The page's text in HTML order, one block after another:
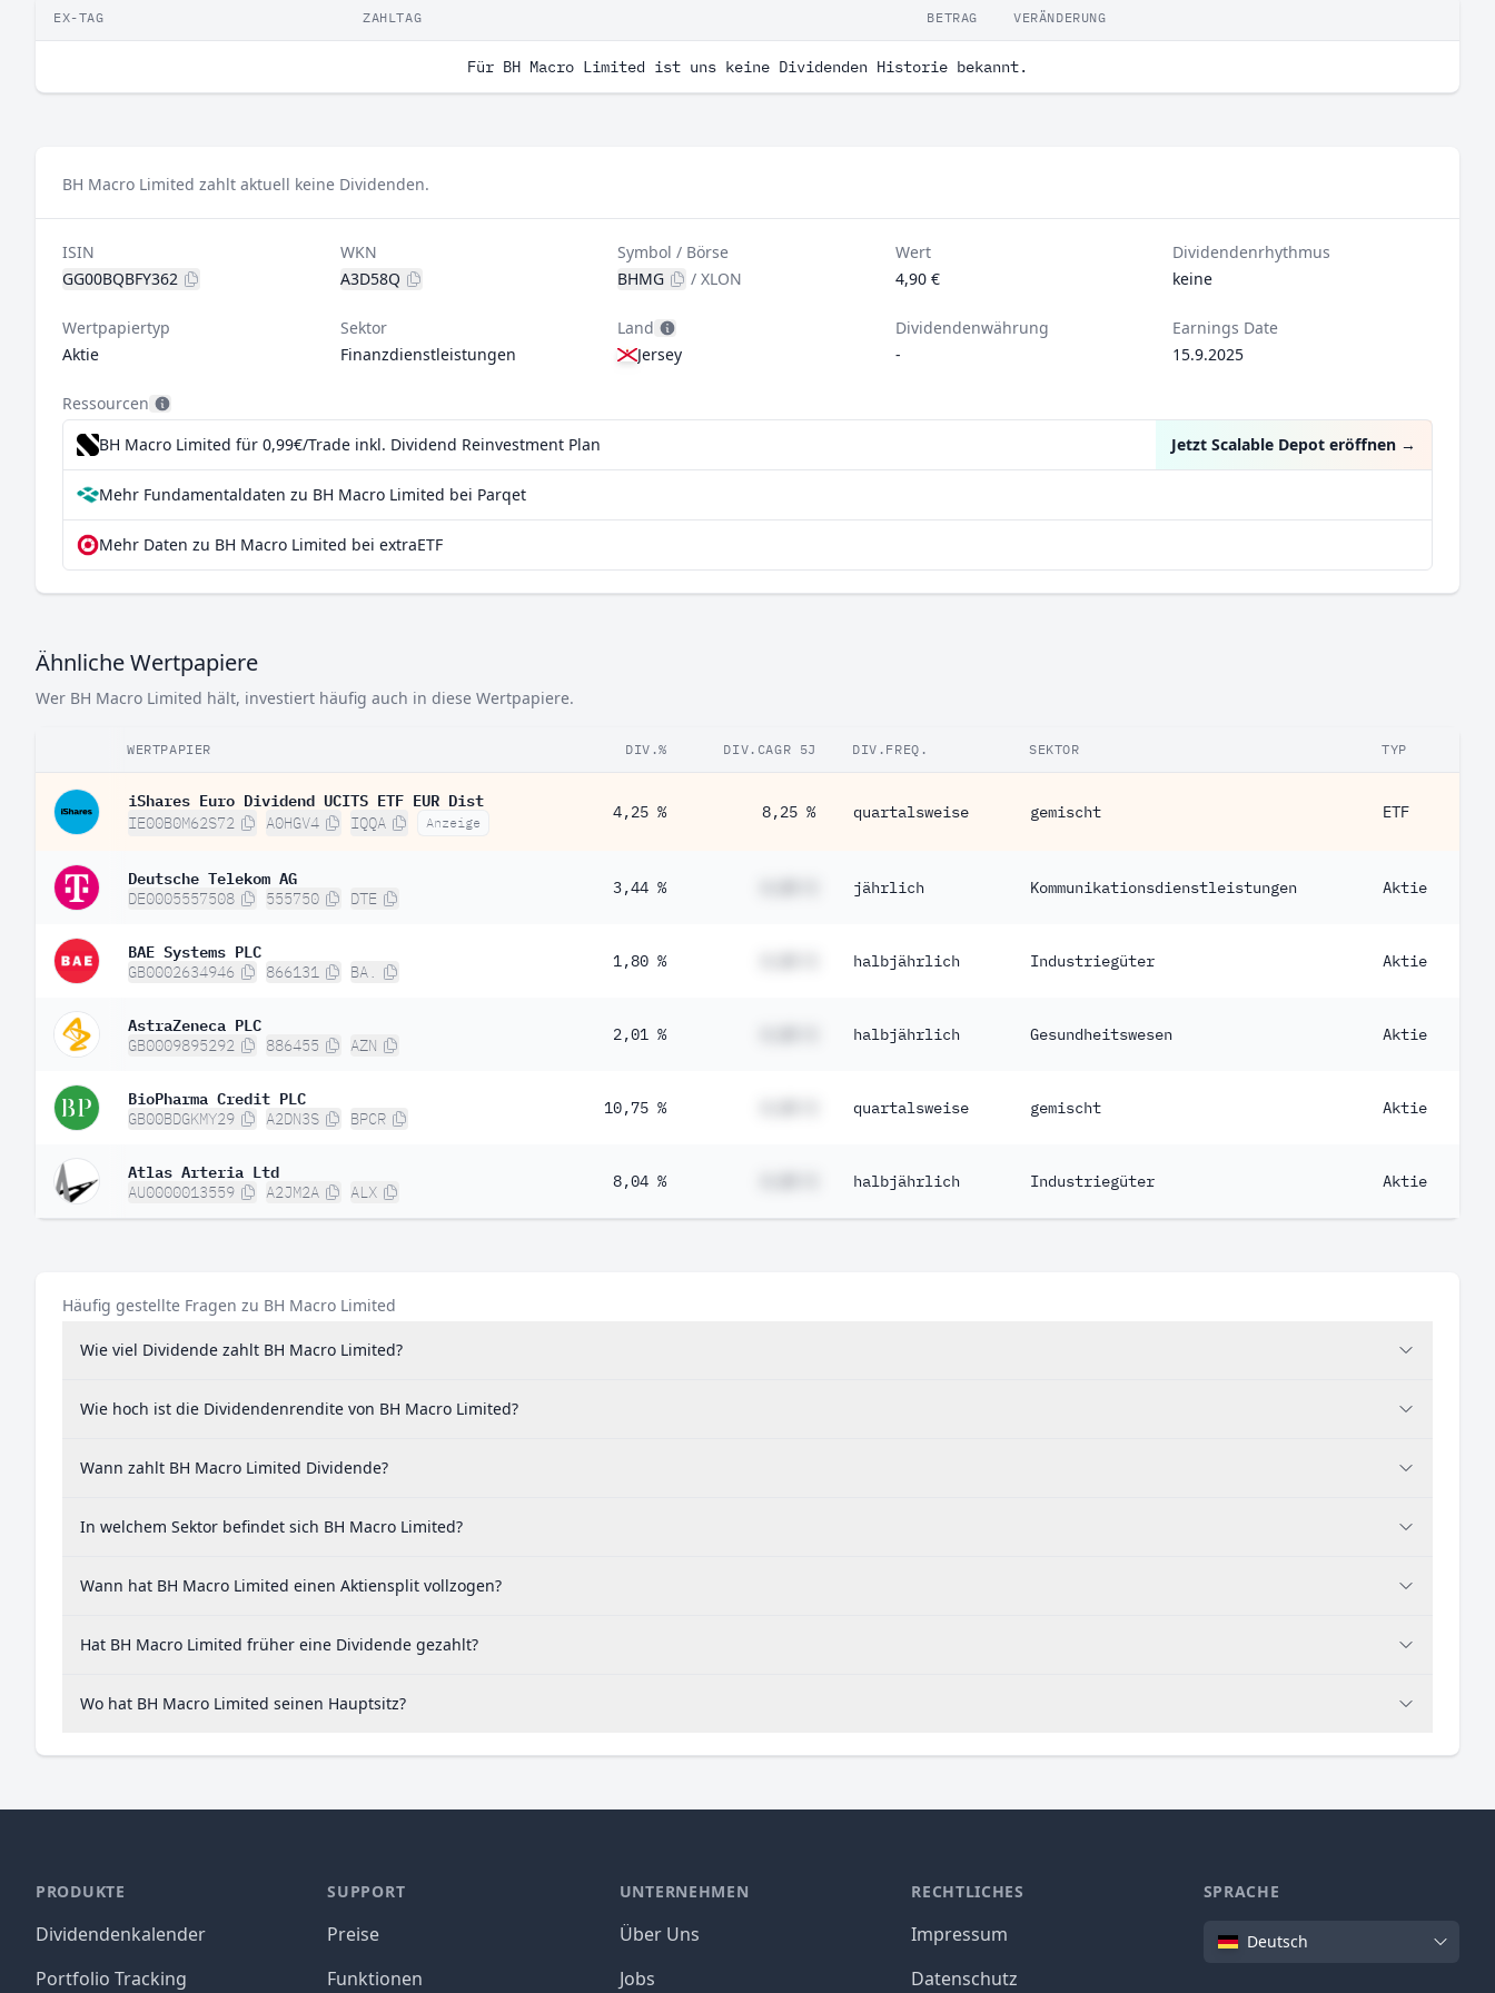
EX-TAG ZAHLTAG BETRAG VERÄNDERUNG
Für BH Macro Limited ist uns keine Dividenden Historie bekannt.
BH Macro Limited zahlt aktuell keine Dividenden.
ISIN
GG00BQBFY362
WKN
A3D58Q
Symbol / Börse
BHMG
/XLON
Wert
4,90 €
Dividendenrhythmus
keine
Wertpapiertyp
Aktie
Sektor
Finanzdienstleistungen
Land
Jersey
Dividendenwährung
-
Earnings Date
15.9.2025
Ressourcen
BH Macro Limited für 0,99€/Trade inkl. Dividend Reinvestment Plan
Jetzt Scalable Depot eröffnen →
Mehr Fundamentaldaten zu BH Macro Limited bei Parqet
Mehr Daten zu BH Macro Limited bei extraETF
Ähnliche Wertpapiere
Wer BH Macro Limited hält, investiert häufig auch in diese Wertpapiere.
WERTPAPIER DIV.% DIV.CAGR 5J DIV.FREQ. SEKTOR TYP
iShares Euro Dividend UCITS ETF EUR Dist
IE00B0M62S72 A0HGV4 IQQA Anzeige
4,25 % 8,25 % quartalsweise gemischt ETF
Deutsche Telekom AG
DE0005557508 555750 DTE
3,44 % jährlich Kommunikationsdienstleistungen Aktie
BAE Systems PLC
GB0002634946 866131 BA.
1,80 % halbjährlich Industriegüter Aktie
AstraZeneca PLC
GB0009895292 886455 AZN
2,01 % halbjährlich Gesundheitswesen Aktie
BioPharma Credit PLC
GB00BDGKMY29 A2DN3S BPCR
10,75 % quartalsweise gemischt Aktie
Atlas Arteria Ltd
AU0000013559 A2JM2A ALX
8,04 % halbjährlich Industriegüter Aktie
Häufig gestellte Fragen zu BH Macro Limited
Wie viel Dividende zahlt BH Macro Limited?
Wie hoch ist die Dividendenrendite von BH Macro Limited?
Wann zahlt BH Macro Limited Dividende?
In welchem Sektor befindet sich BH Macro Limited?
Wann hat BH Macro Limited einen Aktiensplit vollzogen?
Hat BH Macro Limited früher eine Dividende gezahlt?
Wo hat BH Macro Limited seinen Hauptsitz?
PRODUKTE
Dividendenkalender
Portfolio Tracking
SUPPORT
Preise
Funktionen
UNTERNEHMEN
Über Uns
Jobs
RECHTLICHES
Impressum
Datenschutz
SPRACHE
SpracheDeutsch